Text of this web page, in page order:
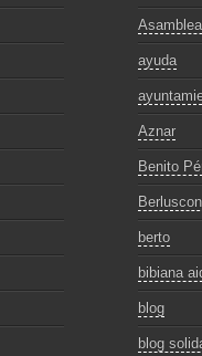
ayuda
Aznar
Benito
berto
bibiana
blog
blog